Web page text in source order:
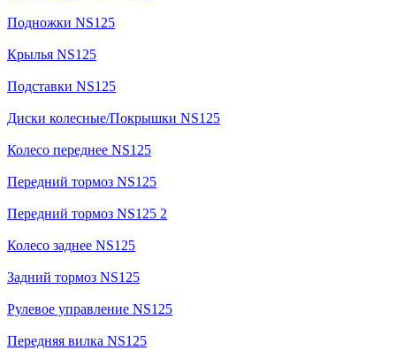
Подножки NS125
Крылья NS125
Подставки NS125
Диски колесные/Покрышки NS125
Колесо переднее NS125
Передний тормоз NS125
Передний тормоз NS125 2
Колесо заднее NS125
Задний тормоз NS125
Рулевое управление NS125
Передняя вилка NS125